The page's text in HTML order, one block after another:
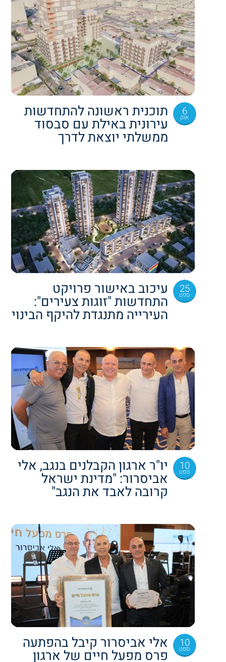
6
אוק תוכנית ראשונה להתחדשות
עירונית באילת עם סבסוד
ממשלתי יוצאת לדרך
25
ספט עיכוב באישור פרויקט
התחדשות "זוגות צעירים":
העירייה מתנגדת להיקף הבינוי
10
ספט יו"ר ארגון הקבלנים בנגב, אלי
אביסרור: "מדינת ישראל
קרובה לאבד את הנגב"
10
ספט אלי אביסרור קיבל בהפתעה
פרס מפעל חיים של ארגון